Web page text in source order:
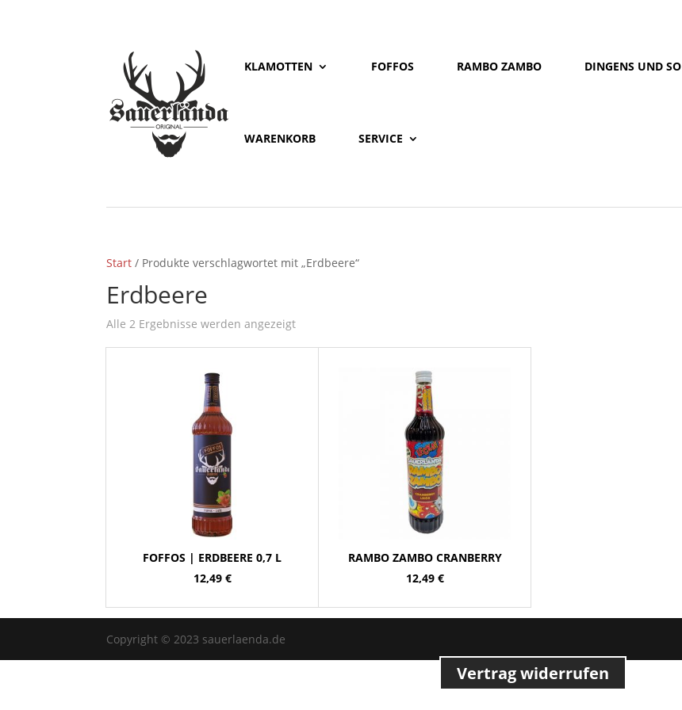
KLAMOTTEN FOFFOS RAMBO ZAMBO DINGENS UND SO
WARENKORB SERVICE
Start / Produkte verschlagwortet mit „Erdbeere“
Erdbeere
Alle 2 Ergebnisse werden angezeigt
FOFFOS | ERDBEERE 0,7 L
12,49 €
RAMBO ZAMBO CRANBERRY
12,49 €
Copyright © 2023 sauerlaenda.de
Vertrag widerrufen